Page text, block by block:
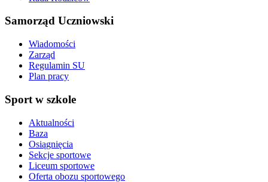
Samorząd Uczniowski
Wiadomości
Zarząd
Regulamin SU
Plan pracy
Sport w szkole
Aktualności
Baza
Osiągnięcia
Sekcje sportowe
Liceum sportowe
Oferta obozu sportowego